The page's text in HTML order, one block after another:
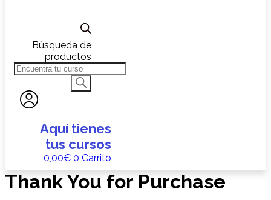
Búsqueda de
productos
0,00€ 0 Carrito
Thank You for Purchase